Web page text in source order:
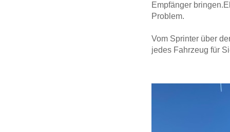
Empfänger
Problem.
Vom Sprinter über
jedes Fahrzeug für